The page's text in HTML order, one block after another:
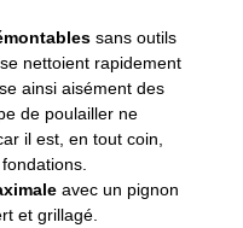
sans outils
nettoient rapidement
ainsi aisément des
de poulailler ne
il est, en tout coin,
avec un pignon
et grillagé.